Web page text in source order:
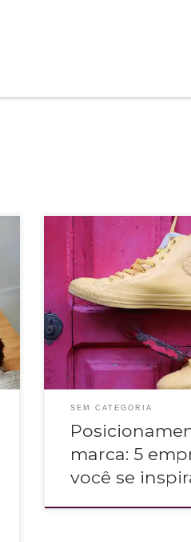
O posicionamento de marca
propósito, valores, missão, e
identificação com o público.
SEM CATEGORIA
marca: 5
você se